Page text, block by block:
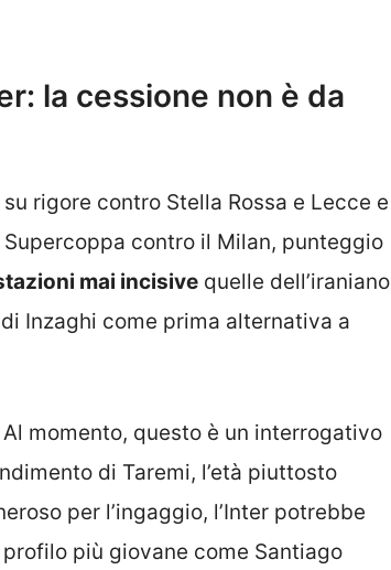
la cessione non è da
rigore contro Stella Rossa e Lecce e
contro il Milan, punteggio
mai incisive quelle dell’iraniano
Inzaghi come prima alternativa a
momento, questo è un interrogativo
di Taremi, l’età piuttosto
per l’ingaggio, l’Inter potrebbe
più giovane come Santiago